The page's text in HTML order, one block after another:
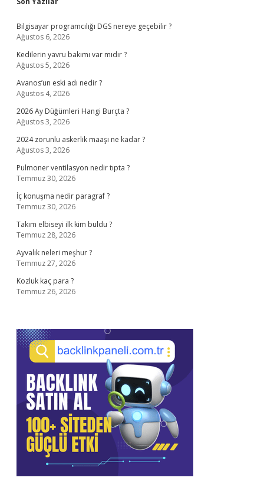
Sidebar
Bilgisayar programcılığı DGS nereye geçebilir ?
Ağustos 6, 2026
Kedilerin yavru bakımı var mıdır ?
Ağustos 5, 2026
Avanos’un eski adı nedir ?
Ağustos 4, 2026
2026 Ay Düğümleri Hangi Burçta ?
Ağustos 3, 2026
2024 zorunlu askerlik maaşı ne kadar ?
Ağustos 3, 2026
Pulmoner ventilasyon nedir tıpta ?
Temmuz 30, 2026
İç konuşma nedir paragraf ?
Temmuz 30, 2026
Takım elbiseyi ilk kim buldu ?
Temmuz 28, 2026
Ayvalık neleri meşhur ?
Temmuz 27, 2026
Kozluk kaç para ?
Temmuz 26, 2026